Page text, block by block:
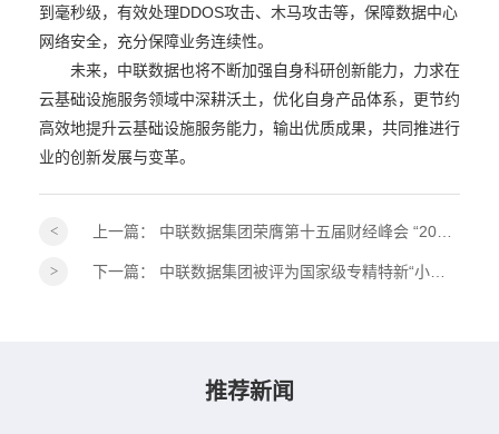
到毫秒级，有效处理DDOS攻击、木马攻击等，保障数据中心
网络安全，充分保障业务连续性。
未来，中联数据也将不断加强自身科研创新能力，力求在
云基础设施服务领域中深耕沃土，优化自身产品体系，更节约
高效地提升云基础设施服务能力，输出优质成果，共同推进行
业的创新发展与变革。
上一篇： 中联数据集团荣膺第十五届财经峰会 “2026ESG 践行典范奖”！
下一篇： 中联数据集团被评为国家级专精特新“小巨人”企业
推荐新闻